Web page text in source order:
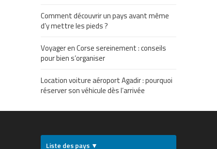
Comment découvrir un pays avant même
d’y mettre les pieds ?
Voyager en Corse sereinement : conseils
pour bien s’organiser
Location voiture aéroport Agadir : pourquoi
réserver son véhicule dès l’arrivée
Liste des pays ▼